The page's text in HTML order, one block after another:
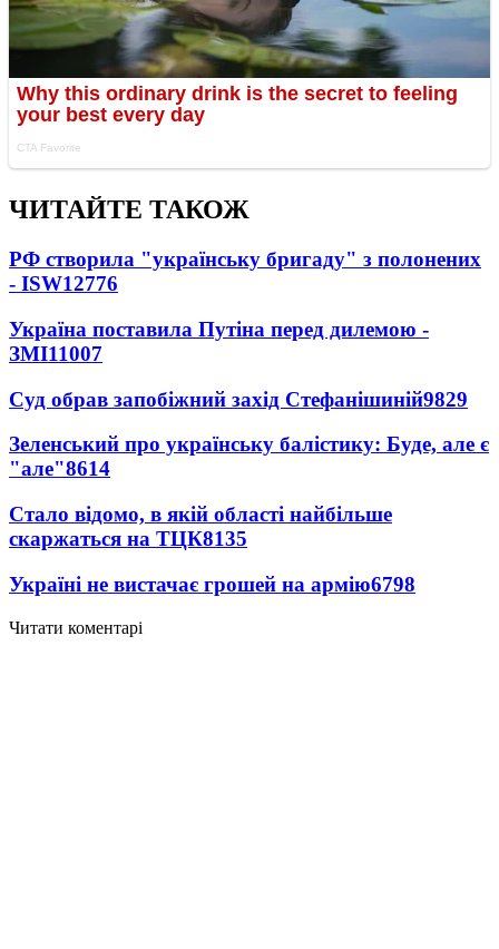
ЧИТАЙТЕ ТАКОЖ
РФ створила "українську бригаду" з полонених
- ISW12776
Україна поставила Путіна перед дилемою -
ЗМІ11007
Суд обрав запобіжний захід Стефанішиній9829
Зеленський про українську балістику: Буде, але є
"але"8614
Стало відомо, в якій області найбільше
скаржаться на ТЦК8135
Україні не вистачає грошей на армію6798
Читати коментарі